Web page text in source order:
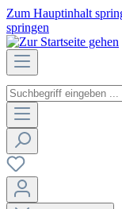
Zum Hauptinhalt
springen